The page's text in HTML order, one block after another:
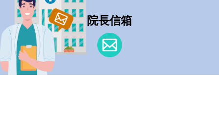
院長信箱